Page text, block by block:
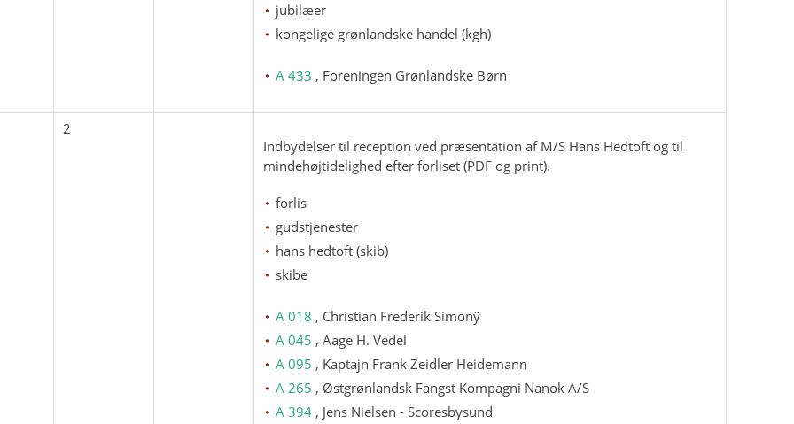
jubilæer
kongelige grønlandske handel (kgh)
A 433 , Foreningen Grønlandske Børn
2
Indbydelser til reception ved præsentation af M/S Hans Hedtoft og til
mindehøjtidelighed efter forliset (PDF og print).
forlis
gudstjenester
hans hedtoft (skib)
skibe
A 018 , Christian Frederik Simonÿ
A 045 , Aage H. Vedel
A 095 , Kaptajn Frank Zeidler Heidemann
A 265 , Østgrønlandsk Fangst Kompagni Nanok A/S
A 394 , Jens Nielsen - Scoresbysund